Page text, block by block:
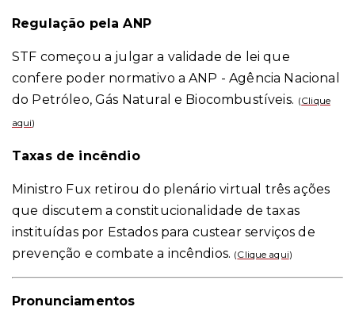
Regulação pela ANP
STF começou a julgar a validade de lei que
confere poder normativo a ANP - Agência Nacional
do Petróleo, Gás Natural e Biocombustíveis. (Clique
aqui)
Taxas de incêndio
Ministro Fux retirou do plenário virtual três ações
que discutem a constitucionalidade de taxas
instituídas por Estados para custear serviços de
prevenção e combate a incêndios. (Clique aqui)
Pronunciamentos